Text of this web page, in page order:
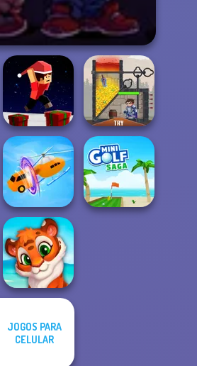
Parkour Block
Xmas Special
Rescue Hero
Shape-shifting
JOGOS PARA
CELULAR